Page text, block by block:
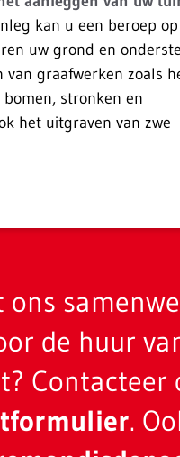
kan u een beroep
uw grond en
van graafwerken zoals
stronken en
het uitgraven van zwe
ons
de huur
Contacteer
.